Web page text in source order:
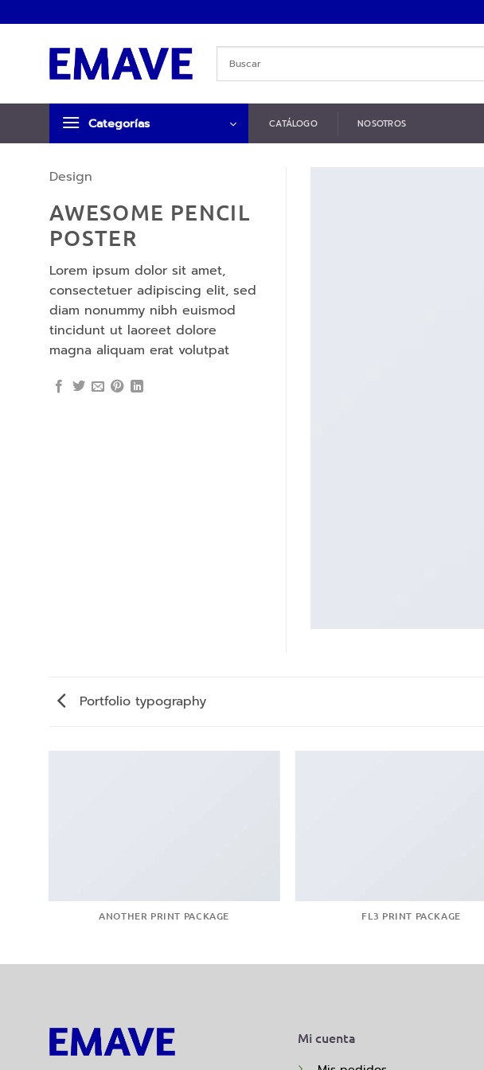
al
contenido
Categorías CATÁLOGO NOSOTROS
Design
AWESOME PENCIL
POSTER
Lorem ipsum dolor sit amet,
consectetuer adipiscing elit, sed
diam nonummy nibh euismod
tincidunt ut laoreet dolore
magna aliquam erat volutpat
Portfolio typography
ANOTHER PRINT PACKAGE FL3 PRINT PACKAGE
Mi cuenta